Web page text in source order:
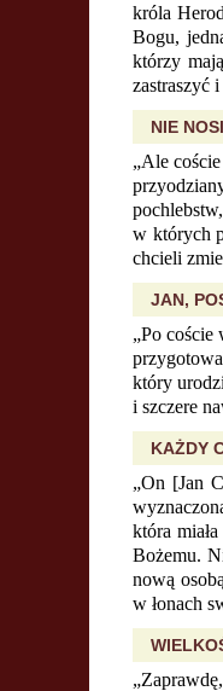
króla
Bogu,
którzy
zastraszyć
NIE
„Ale
w których
chcieli
JAN,
„Po coście
który
i szczere
KAŻDY
„On [Jan
która
Bożemu.
nową
w łonach